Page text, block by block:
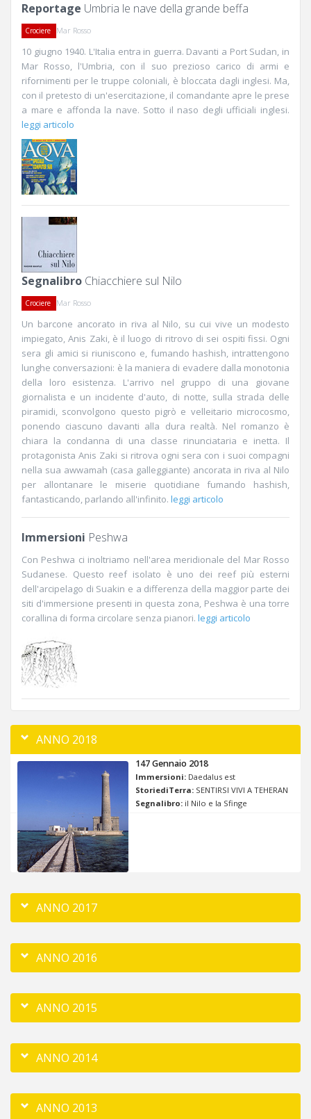
Reportage Umbria le nave della grande beffa
Crociere Mar Rosso
10 giugno 1940. L'Italia entra in guerra. Davanti a Port Sudan, in
Mar Rosso, l'Umbria, con il suo prezioso carico di armi e
rifornimenti per le truppe coloniali, è bloccata dagli inglesi. Ma,
con il pretesto di un'esercitazione, il comandante apre le prese
a mare e affonda la nave. Sotto il naso degli ufficiali inglesi.
leggi articolo
Segnalibro Chiacchiere sul Nilo
Crociere Mar Rosso
Un barcone ancorato in riva al Nilo, su cui vive un modesto
impiegato, Anis Zaki, è il luogo di ritrovo di sei ospiti fissi. Ogni
sera gli amici si riuniscono e, fumando hashish, intrattengono
lunghe conversazioni: è la maniera di evadere dalla monotonia
della loro esistenza. L'arrivo nel gruppo di una giovane
giornalista e un incidente d'auto, di notte, sulla strada delle
piramidi, sconvolgono questo pigrò e velleitario microcosmo,
ponendo ciascuno davanti alla dura realtà. Nel romanzo è
chiara la condanna di una classe rinunciataria e inetta. Il
protagonista Anis Zaki si ritrova ogni sera con i suoi compagni
nella sua awwamah (casa galleggiante) ancorata in riva al Nilo
per allontanare le miserie quotidiane fumando hashish,
fantasticando, parlando all'infinito. leggi articolo
Immersioni Peshwa
Con Peshwa ci inoltriamo nell'area meridionale del Mar Rosso
Sudanese. Questo reef isolato è uno dei reef più esterni
dell'arcipelago di Suakin e a differenza della maggior parte dei
siti d'immersione presenti in questa zona, Peshwa è una torre
corallina di forma circolare senza pianori. leggi articolo
ANNO 2018
147 Gennaio 2018
Immersioni: Daedalus est
StoriediTerra: SENTIRSI VIVI A TEHERAN
Segnalibro: il Nilo e la Sfinge
ANNO 2017
ANNO 2016
ANNO 2015
ANNO 2014
ANNO 2013